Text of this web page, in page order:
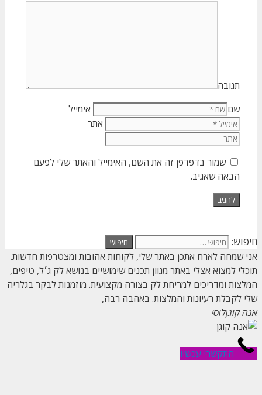
תגובה
שם
אימייל
אתר
שמור בדפדפן זה את השם, האימייל והאתר שלי לפעם
הבאה שאגיב.
חיפוש:
אני שמחה לארח אתכן באתר שלי, לקוחות אהובות ומצטרפות חדשות.
תוכלי למצוא אצלי באתר מגוון תכנים שימושיים בנושא לק ג׳ל, טיפים,
המלצות ומדריכים למריחת לק בצורה מקצועית. מוזמנות לבקר בגלריה
שלי לקבלת רעיונות והמלצות. באהבה רבה,
אנה קוגןלוסי
התקשרי עכשיו